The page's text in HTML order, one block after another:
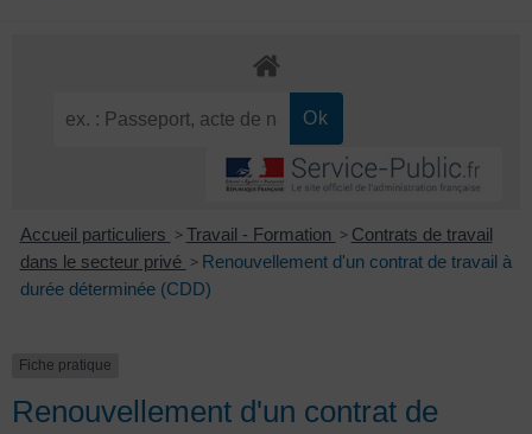
Accueil particuliers > Travail - Formation > Contrats de travail
dans le secteur privé > Renouvellement d'un contrat de travail à
durée déterminée (CDD)
Fiche pratique
Renouvellement d'un contrat de